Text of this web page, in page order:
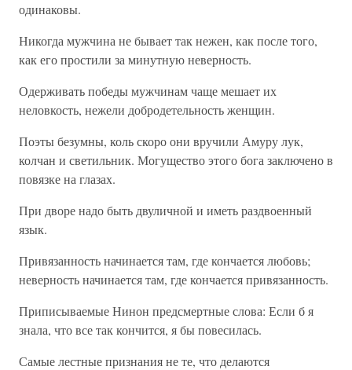
одинаковы.
Никогда мужчина не бывает так нежен, как после того,
как его простили за минутную неверность.
Одерживать победы мужчинам чаще мешает их
неловкость, нежели добродетельность женщин.
Поэты безумны, коль скоро они вручили Амуру лук,
колчан и светильник. Могущество этого бога заключено в
повязке на глазах.
При дворе надо быть двуличной и иметь раздвоенный
язык.
Привязанность начинается там, где кончается любовь;
неверность начинается там, где кончается привязанность.
Приписываемые Нинон предсмертные слова: Если б я
знала, что все так кончится, я бы повесилась.
Самые лестные признания не те, что делаются